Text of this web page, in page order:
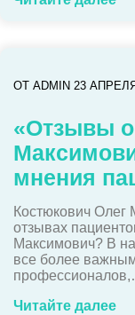
ОТ ADMIN 23
«Отзывы
мнения
Костюкович
отзывах
Максимович? В
все более
Читайте далее